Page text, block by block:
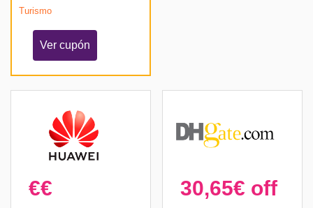
Turismo
Ver cupón
€€ 30,65€ off